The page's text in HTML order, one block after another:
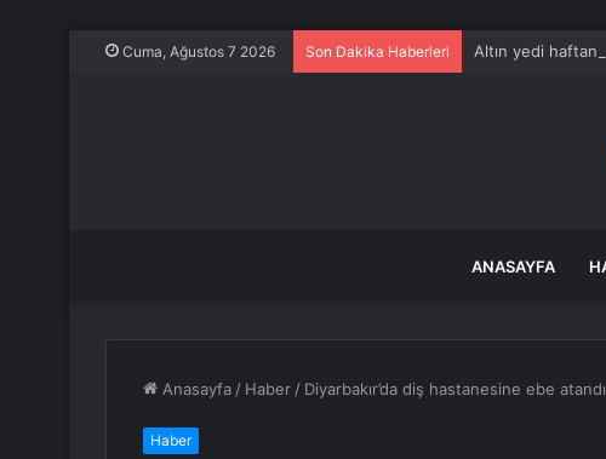
Cuma, Ağustos 7 2026 Son Dakika Haberleri Altın yedi
ANASAYFA
Anasayfa / Haber / Diyarbakır’da diş hastanesine ebe
Haber